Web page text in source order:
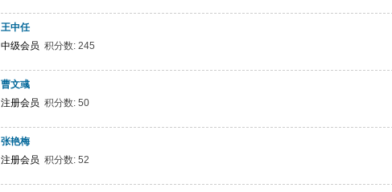
王中任
中级会员 积分数: 245
曹文彧
注册会员 积分数: 50
张艳梅
注册会员 积分数: 52